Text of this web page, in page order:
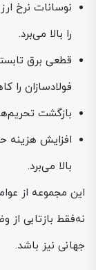
نوسانات نرخ
را بالا می‌برد.
قطعی برق
فولادسازان
بازگشت
افزایش هزینه
بالا می‌برد.
این مجموعه از
نه‌فقط بازتابی از
جهانی نیز باشد.